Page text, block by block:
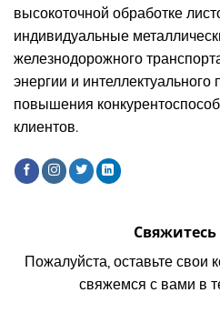
высокоточной обработке
индивидуальные
железнодорожного
энергии и
повышения
клиентов.
Пожалуйста, оставьте свои
свяжемся с вами в